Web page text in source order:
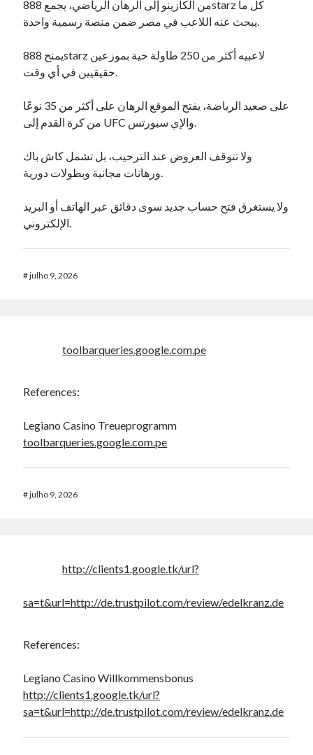
من الكازينو إلى الرهان الرياضي، يجمع 888starz كل ما
يبحث عنه اللاعب في مصر ضمن منصة رسمية واحدة.
يمنح 888starz لاعبيه أكثر من 250 طاولة حية بموزعين
حقيقيين في أي وقت.
على صعيد الرياضة، يفتح الموقع الرهان على أكثر من 35 نوعًا
من كرة القدم إلى UFC والإي سبورتس.
ولا تتوقف العروض عند الترحيب، بل تشمل كاش باك
ورهانات مجانية وبطولات دورية.
ولا يستغرق فتح حساب جديد سوى دقائق عبر الهاتف أو البريد
الإلكتروني.
#julho 9, 2026
toolbarqueries.google.com.pe
References:
Legiano Casino Treueprogramm
toolbarqueries.google.com.pe
#julho 9, 2026
http://clients1.google.tk/url?
sa=t&url=http://de.trustpilot.com/review/edelkranz.de
References:
Legiano Casino Willkommensbonus
http://clients1.google.tk/url?
sa=t&url=http://de.trustpilot.com/review/edelkranz.de